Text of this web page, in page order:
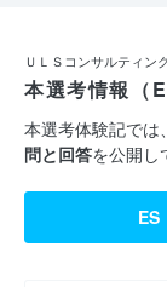
ＵＬＳコンサルティン
本選考情報（
本選考体験記では
問と回答を公開し
ES